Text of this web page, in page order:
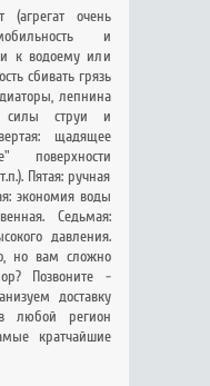
(агрегат очень
и
к водоему или
сбивать грязь
лепнина
струи и
щадящее
поверхности
Пятая: ручная
экономия воды
Седьмая:
давления.
но вам сложно
Позвоните -
доставку
любой регион
кратчайшие